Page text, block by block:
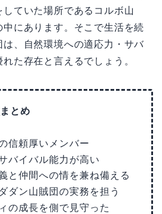
ていた場所であるコルボ山
にあります。そこで生活を続
、自然環境への適応力・サバ
た存在と言えるでしょう。
とめ
信頼厚いメンバー
バイバル能力が高い
と仲間への情を兼ね備える
ダン山賊団の実務を担う
の成長を側で見守った